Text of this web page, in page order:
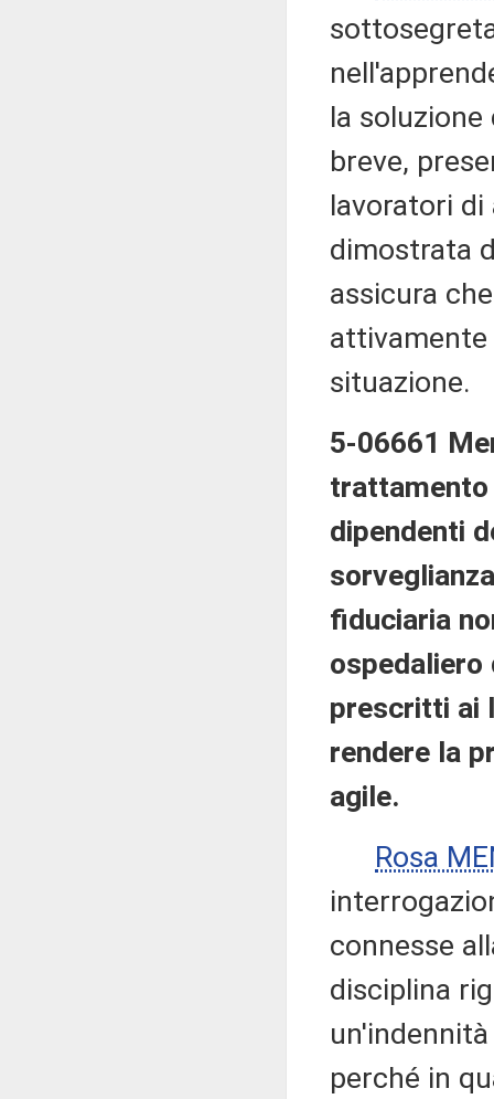
la
breve,
lavoratori di
dimostrata
assicura
attivamente
situazione.
5-06661
trattamento
dipendenti
fiduciaria
ospedaliero
prescritti ai
rendere la
agile.
Rosa
connesse
disciplina
perché in